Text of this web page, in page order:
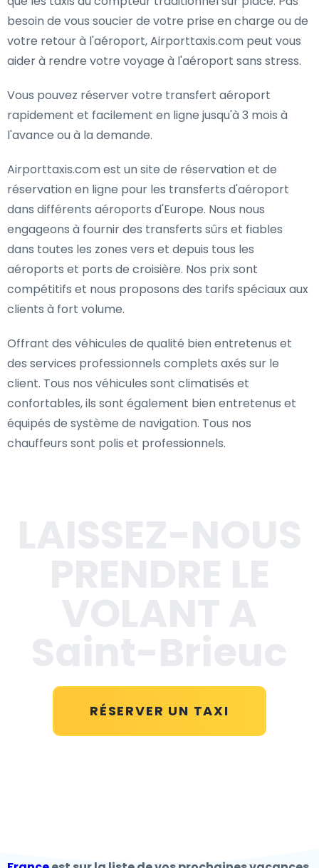
besoin de vous soucier de votre prise en charge ou de
votre retour à l'aéroport, Airporttaxis.com peut vous
aider à rendre votre voyage à l'aéroport sans stress.
Vous pouvez réserver votre transfert aéroport
rapidement et facilement en ligne jusqu'à 3 mois à
l'avance ou à la demande.
Airporttaxis.com est un site de réservation et de
réservation en ligne pour les transferts d'aéroport
dans différents aéroports d'Europe. Nous nous
engageons à fournir des transferts sûrs et fiables
dans toutes les zones vers et depuis tous les
aéroports et ports de croisière. Nos prix sont
compétitifs et nous proposons des tarifs spéciaux aux
clients à fort volume.
Offrant des véhicules de qualité bien entretenus et
des services professionnels complets axés sur le
client. Tous nos véhicules sont climatisés et
confortables, ils sont également bien entretenus et
équipés de système de navigation. Tous nos
chauffeurs sont polis et professionnels.
RÉSERVER UN TAXI